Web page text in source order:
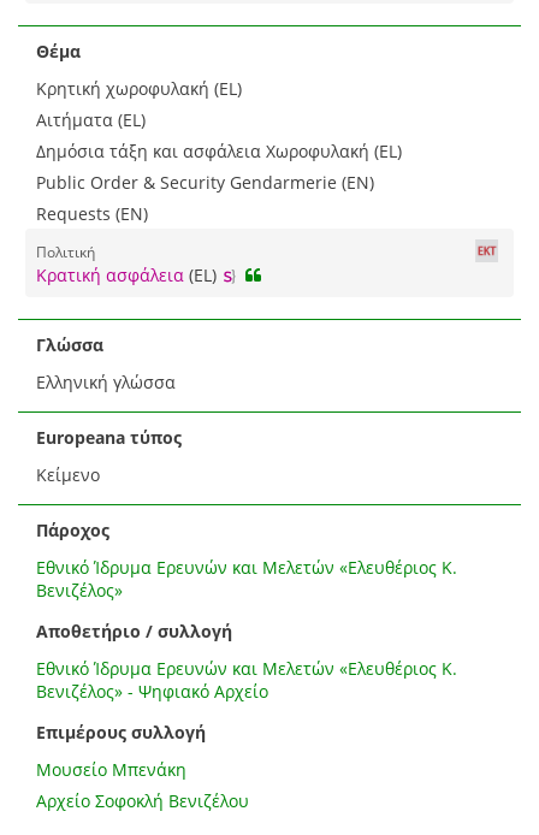
Θέμα
Κρητική χωροφυλακή (EL)
Αιτήματα (EL)
Δημόσια τάξη και ασφάλεια Χωροφυλακή (EL)
Public Order & Security Gendarmerie (EN)
Requests (EN)
Πολιτική
Κρατική ασφάλεια (EL)
Γλώσσα
Ελληνική γλώσσα
Europeana τύπος
Κείμενο
Πάροχος
Εθνικό Ίδρυμα Ερευνών και Μελετών «Ελευθέριος Κ.
Βενιζέλος»
Αποθετήριο / συλλογή
Εθνικό Ίδρυμα Ερευνών και Μελετών «Ελευθέριος Κ.
Βενιζέλος» - Ψηφιακό Αρχείο
Επιμέρους συλλογή
Μουσείο Μπενάκη
Αρχείο Σοφοκλή Βενιζέλου